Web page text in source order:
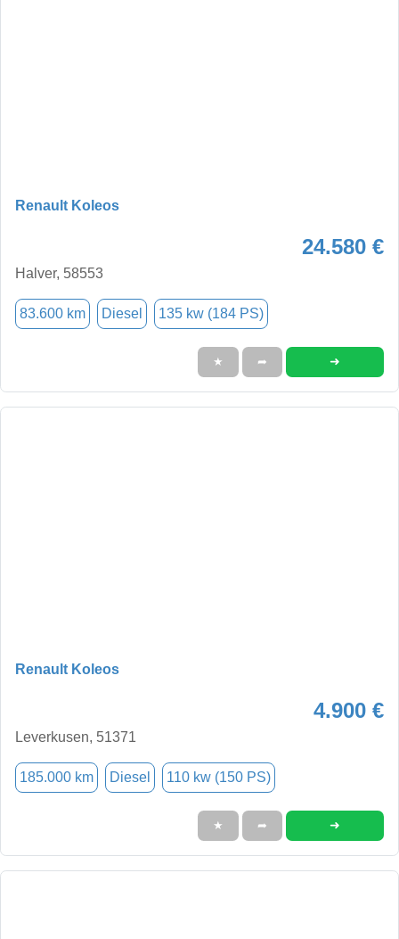
Renault Koleos
24.580 €
Halver, 58553
83.600 km Diesel 135 kw (184 PS)
★ ➦ ➜
Renault Koleos
4.900 €
Leverkusen, 51371
185.000 km Diesel 110 kw (150 PS)
★ ➦ ➜